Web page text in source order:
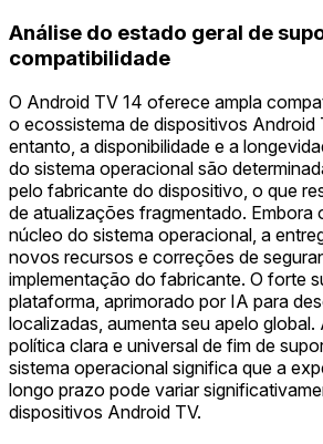
Análise do estado geral de
compatibilidade
O Android TV 14 oferece ampla
o ecossistema de dispositivos Android
entanto, a disponibilidade e a
do sistema operacional são
pelo fabricante do dispositivo, o que
de atualizações fragmentado. Embora
núcleo do sistema operacional, a
novos recursos e correções de
implementação do fabricante. O forte
plataforma, aprimorado por IA para
localizadas, aumenta seu apelo global.
política clara e universal de fim de
sistema operacional significa que a
longo prazo pode variar
dispositivos Android TV.